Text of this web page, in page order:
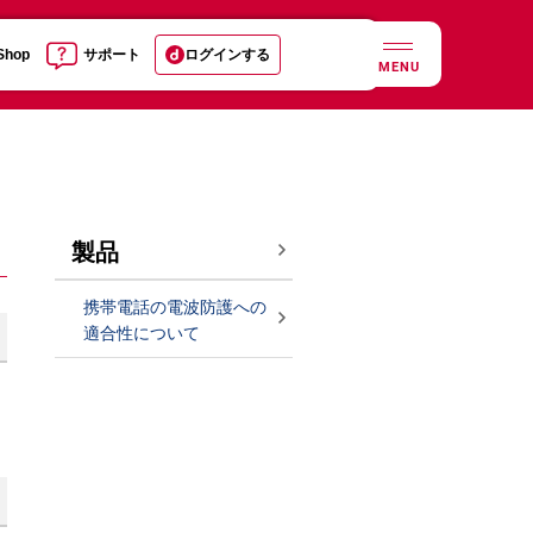
サポート ログインする
MENU
製品
携帯電話の電波防護への
適合性について